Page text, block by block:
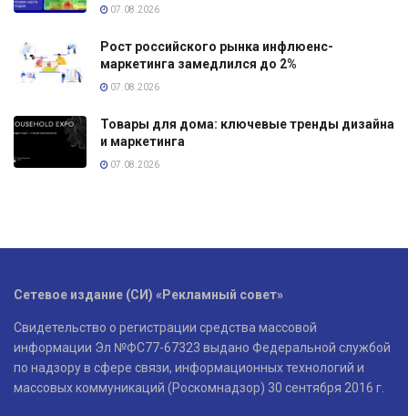
07.08.2026
Рост российского рынка инфлюенс-
маркетинга замедлился до 2%
07.08.2026
Товары для дома: ключевые тренды дизайна
и маркетинга
07.08.2026
Сетевое издание (СИ) «Рекламный совет»
Свидетельство о регистрации средства массовой
информации Эл №ФС77-67323 выдано Федеральной службой
по надзору в сфере связи, информационных технологий и
массовых коммуникаций (Роскомнадзор) 30 сентября 2016 г.